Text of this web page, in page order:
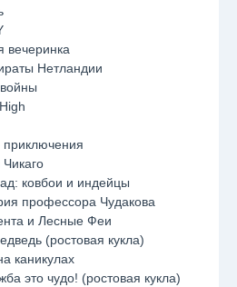
вечеринка
Нетландии
приключения
Чикаго
ковбои и индейцы
профессора Чудакова
и Лесные Феи
(ростовая кукла)
каникулах
это чудо! (ростовая кукла)